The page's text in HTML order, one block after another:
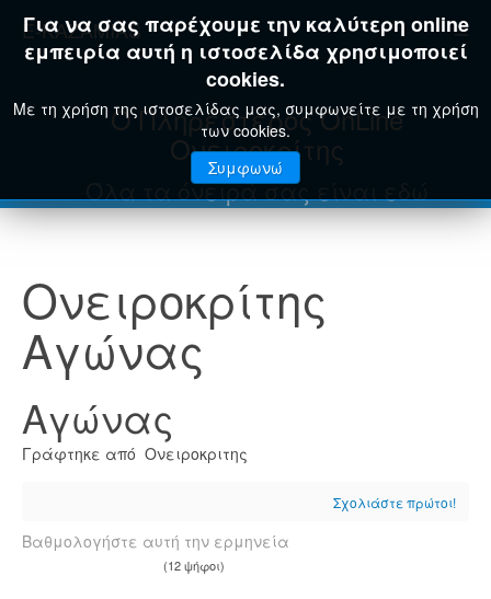
E-KAZAMIAS
Για να σας παρέχουμε την καλύτερη online
εμπειρία αυτή η ιστοσελίδα χρησιμοποιεί
cookies.
Με τη χρήση της ιστοσελίδας μας, συμφωνείτε με τη χρήση
των cookies.
Συμφωνώ
Ο Πληρέστερος OnLine
Ονειροκρίτης
Όλα τα όνειρά σας είναι εδώ
Ονειροκρίτης
Αγώνας
Αγώνας
Γράφτηκε από Ονειροκριτης
Σχολιάστε πρώτοι!
Βαθμολογήστε αυτή την ερμηνεία
(12 ψήφοι)